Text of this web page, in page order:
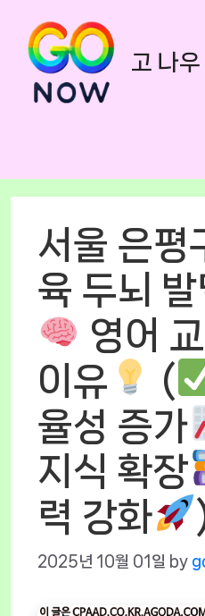
content
고 나
서울 은평
육 두뇌
영어
이유
(
율성 증가
지식 확장
력 강화
2025년 10월 01일 by